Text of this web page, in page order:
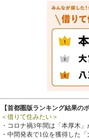
【首都圏版ランキング結果の
＜借りて住みたい＞
・コロナ禍3年間は「本厚木
・中間発表で1位を獲得した